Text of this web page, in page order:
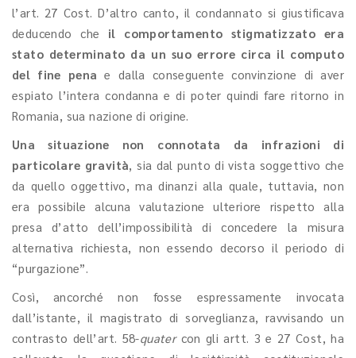
l’art. 27 Cost. D’altro canto, il condannato si giustificava
deducendo che il comportamento stigmatizzato era
stato determinato da un suo errore circa il computo
del fine pena e dalla conseguente convinzione di aver
espiato l’intera condanna e di poter quindi fare ritorno in
Romania, sua nazione di origine.
Una situazione non connotata da infrazioni di
particolare gravità, sia dal punto di vista soggettivo che
da quello oggettivo, ma dinanzi alla quale, tuttavia, non
era possibile alcuna valutazione ulteriore rispetto alla
presa d’atto dell’impossibilità di concedere la misura
alternativa richiesta, non essendo decorso il periodo di
“purgazione”.
Così, ancorché non fosse espressamente invocata
dall’istante, il magistrato di sorveglianza, ravvisando un
contrasto dell’art. 58-quatercon gli artt. 3 e 27 Cost, ha